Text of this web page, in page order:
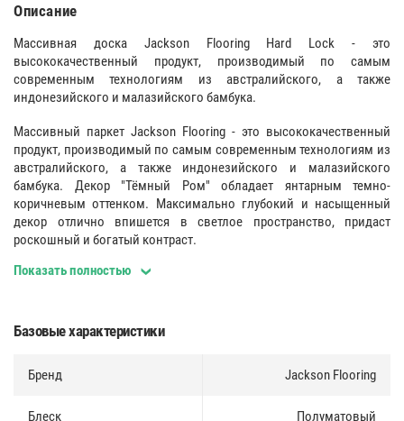
Описание
Массивная доска Jackson Flooring Hard Lock - это
высококачественный продукт, производимый по самым
современным технологиям из австралийского, а также
индонезийского и малазийского бамбука.
Массивный паркет Jackson Flooring - это высококачественный
продукт, производимый по самым современным технологиям из
австралийского, а также индонезийского и малазийского
бамбука. Декор "Тёмный Ром" обладает янтарным темно-
коричневым оттенком. Максимально глубокий и насыщенный
декор отлично впишется в светлое пространство, придаст
роскошный и богатый контраст.
Покрытие:
достигаемой за счет покрытия 12 слоями лака BONA, который
производится в Австралии по немецкой лицензии.
Замковое соединение
Несомненным плюсом продукции Jackson Flooring является
Показать полностью
Базовые характеристики
Бренд Jackson Flooring
Блеск Полуматовый